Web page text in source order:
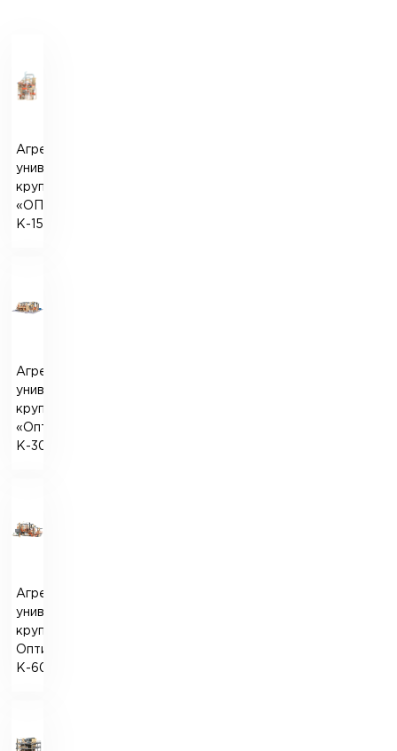
Агрегатный
универсальный
крупозавод
«ОПТИМАТИК-
К-15»
Агрегатный
универсальный
крупозавод
«Оптиматик-
К-30»
Агрегатный
универсальный
крупоцех
Оптиматик-
К-60